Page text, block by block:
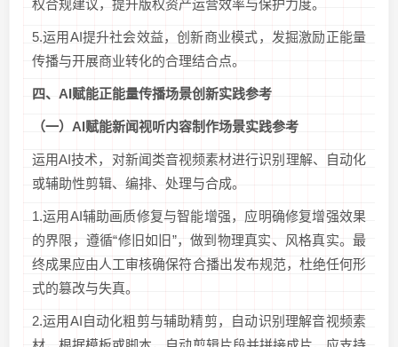
权合规建议，提升版权资产运营效率与保护力度。
5.运用AI提升社会效益，创新商业模式，发掘激励正能量
传播与开展商业转化的合理结合点。
四、 AI赋能正能量传播场景创新实践参考
（一） AI赋能新闻视听内容制作场景实践参考
运用AI技术，对新闻类音视频素材进行识别理解、自动化
或辅助性剪辑、编排、处理与合成。
1.运用AI辅助画质修复与智能增强，应明确修复增强效果
的界限，遵循“修旧如旧”，做到物理真实、风格真实。最
终成果应由人工审核确保符合播出发布规范，杜绝任何形
式的篡改与失真。
2.运用AI自动化粗剪与辅助精剪，自动识别理解音视频素